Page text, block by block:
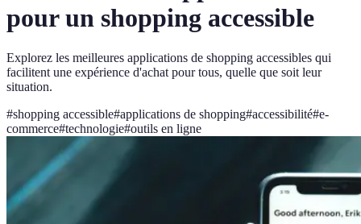
pour un shopping accessible
Explorez les meilleures applications de shopping accessibles qui
facilitent une expérience d'achat pour tous, quelle que soit leur
situation.
#shopping accessible#applications de shopping#accessibilité#e-
commerce#technologie#outils en ligne